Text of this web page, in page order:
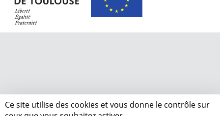
Ce site utilise des cookies et vous donne le contrôle sur